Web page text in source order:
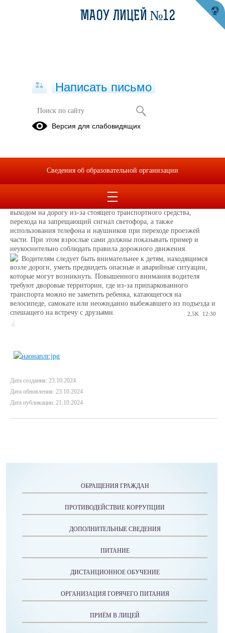
Внимание, каникулы !
В преддверии и в период осенних школьных каникул, с 21 октября
по 10 ноября, на территории Екатеринбурга проводится областное
профилактическое мероприятие "Внимание, каникулы!".
Госавтоинспекция Екатеринбурга обращается к родителям с
просьбой проговорить с детьми о правилах безопасного поведения
на улице, необходимо разъяснить детям опасности, связанные с
выходом на дорогу из-за стоящего транспортного средства,
перехода на запрещающий сигнал светофора, а также
использования телефона и наушников при переходе проезжей
части. При этом взрослые сами должны показывать пример и
неукоснительно соблюдать правила дорожного движения.
Водителям следует быть внимательнее к детям, находящимся
возле дороги, уметь предвидеть опасные и аварийные ситуации,
которые могут возникнуть. Повышенного внимания водителя
требуют дворовые территории, где из-за припаркованного
транспорта можно не заметить ребенка, катающегося на
велосипеде, самокате или неожиданно выбежавшего из подъезда и
спешащего на встречу с друзьями.
2,5K 12:30
Дата создания: 23.10.2024
Дата обновления: 23.10.2024
Дата публикации: 21.10.2024
ОБРАЩЕНИЯ ГРАЖДАН
ПРОТИВОДЕЙСТВИЕ КОРРУПЦИИ
ДОПОЛНИТЕЛЬНЫЕ СВЕДЕНИЯ
ПИТАНИЕ
ДИСТАНЦИОННОЕ ОБУЧЕНИЕ
ОРГАНИЗАЦИЯ ГОРЯЧЕГО ПИТАНИЯ
ПРИЁМ В ЛИЦЕЙ
МАОУ ЛИЦЕЙ №12
Написать письмо
Версия для слабовидящих
Сведения об образовательной организации